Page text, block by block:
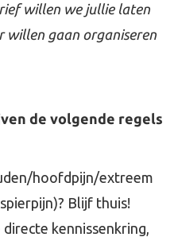
willen we jullie laten
willen gaan organiseren
de volgende regels
hoofdpijn/extreem
Blijf thuis!
kennissenkring,